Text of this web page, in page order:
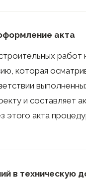
акта
работ
которая
и составляет
этого акта
в техническую